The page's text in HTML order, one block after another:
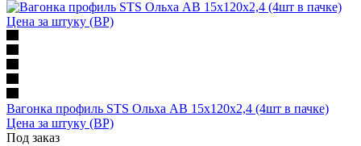
Вагонка профиль STS Ольха АB 15x120x2,4 (4шт в пачке)
Цена за штуку (ВР)
Под заказ